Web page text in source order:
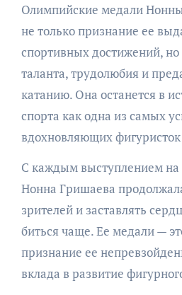
Олимпийские медали
не только признание ее
спортивных достижений, но
таланта, трудолюбия и
катанию. Она останется в
спорта как одна из самых
вдохновляющих
С каждым выступлением на
Нонна Гришаева
зрителей и заставлять
биться чаще. Ее медали —
признание ее
вклада в развитие